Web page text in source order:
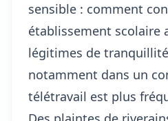
sensible : comment
établissement scolaire
légitimes de
notamment dans un
télétravail est plus